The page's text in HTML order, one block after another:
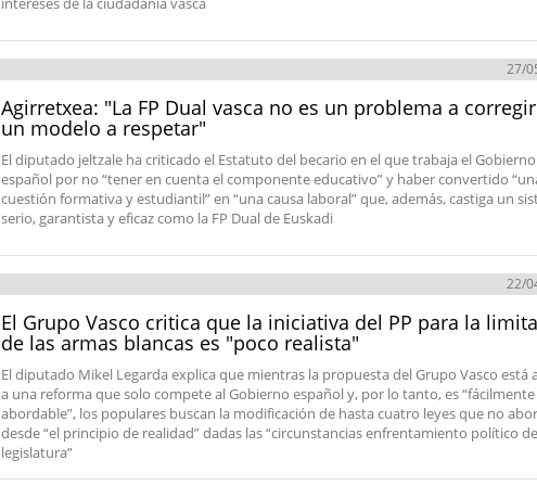
27/
Agirretxea: "La FP Dual vasca no es un problema a
un modelo a respetar"
El diputado jeltzale ha criticado el Estatuto del becario en el que trabaja el Gobierno
español por no “tener en cuenta el componente educativo” y haber convertido
cuestión formativa y estudiantil” en “una causa laboral” que, además, castiga un
serio, garantista y eficaz como la FP Dual de Euskadi
22/
El Grupo Vasco critica que la iniciativa del PP para la
de las armas blancas es "poco realista"
El diputado Mikel Legarda explica que mientras la propuesta del Grupo Vasco está
a una reforma que solo compete al Gobierno español y, por lo tanto, es “fácilmente
abordable”, los populares buscan la modificación de hasta cuatro leyes que no
desde “el principio de realidad” dadas las “circunstancias enfrentamiento político
legislatura”